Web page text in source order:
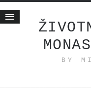
BY
Životne priče